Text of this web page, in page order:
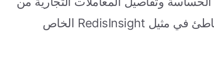
خلال معالجة التكوين الخاطئ في مثيل RedisInsight الخاص